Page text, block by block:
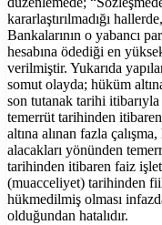
kararlaştırılmadığı
Bankalarının o yabancı
hesabına ödediği en
verilmiştir. Yukarıda
somut olayda; hüküm
son tutanak tarihi
temerrüt tarihinden
altına alınan fazla
alacakları yönünden
tarihinden itibaren faiz
(muacceliyet) tarihinden
hükmedilmiş olması
olduğundan hatalıdır.